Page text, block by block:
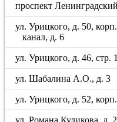
проспект
ул. Урицкого, д. 50,
канал, д. 6
ул. Урицкого, д. 46, стр. 1
ул. Шабалина А.О., д. 3
ул. Урицкого, д. 52, корп.
ул. Романа Куликова, д. 2